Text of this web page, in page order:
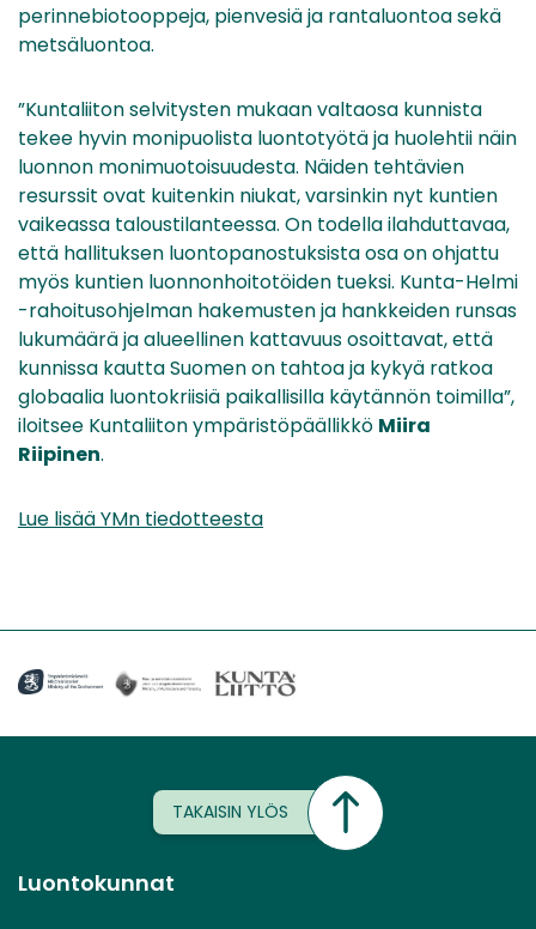
perinnebiotooppeja, pienvesiä ja rantaluontoa sekä
metsäluontoa.
”Kuntaliiton selvitysten mukaan valtaosa kunnista
tekee hyvin monipuolista luontotyötä ja huolehtii näin
luonnon monimuotoisuudesta. Näiden tehtävien
resurssit ovat kuitenkin niukat, varsinkin nyt kuntien
vaikeassa taloustilanteessa. On todella ilahduttavaa,
että hallituksen luontopanostuksista osa on ohjattu
myös kuntien luonnonhoitotöiden tueksi. Kunta-Helmi
-rahoitusohjelman hakemusten ja hankkeiden runsas
lukumäärä ja alueellinen kattavuus osoittavat, että
kunnissa kautta Suomen on tahtoa ja kykyä ratkoa
globaalia luontokriisiä paikallisilla käytännön toimilla”,
iloitsee Kuntaliiton ympäristöpäällikkö Miira
Riipinen.
Lue lisää YMn tiedotteesta
TAKAISIN YLÖS
Luontokunnat